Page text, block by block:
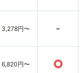
3,278円〜 -
6,820円〜 ○